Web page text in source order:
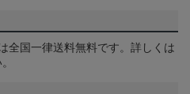
全国一律送料無料です。詳しくは